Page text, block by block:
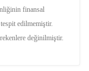
finansal
edilmemiştir.
değinilmiştir.